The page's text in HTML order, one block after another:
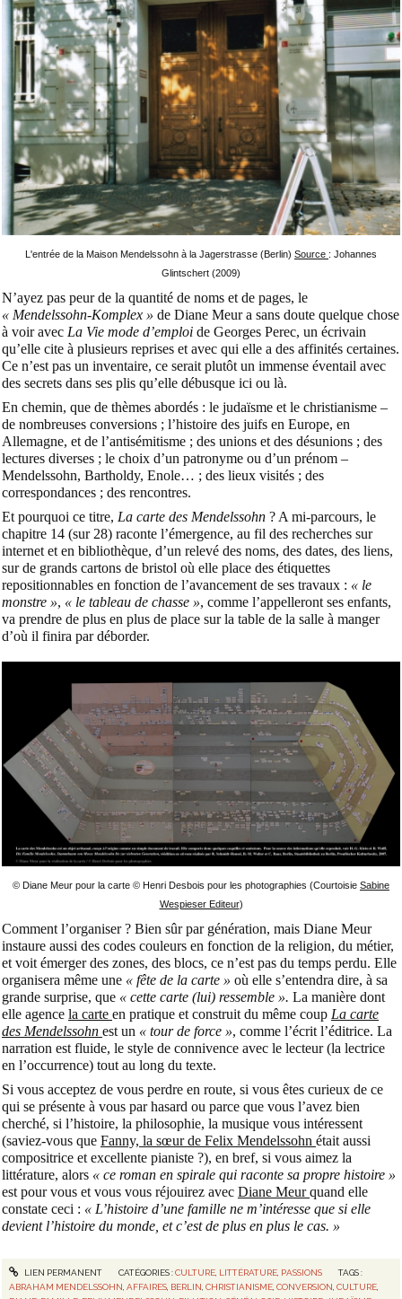
L'entrée de la Maison Mendelssohn à la Jagerstrasse (Berlin) Source : Johannes
Glintschert (2009)
N’ayez pas peur de la quantité de noms et de pages, le
« Mendelssohn-Komplex » de Diane Meur a sans doute quelque chose
à voir avec La Vie mode d’emploi de Georges Perec, un écrivain
qu’elle cite à plusieurs reprises et avec qui elle a des affinités certaines.
Ce n’est pas un inventaire, ce serait plutôt un immense éventail avec
des secrets dans ses plis qu’elle débusque ici ou là.
En chemin, que de thèmes abordés : le judaïsme et le christianisme –
de nombreuses conversions ; l’histoire des juifs en Europe, en
Allemagne, et de l’antisémitisme ; des unions et des désunions ; des
lectures diverses ; le choix d’un patronyme ou d’un prénom –
Mendelssohn, Bartholdy, Enole… ; des lieux visités ; des
correspondances ; des rencontres.
Et pourquoi ce titre, La carte des Mendelssohn ? A mi-parcours, le
chapitre 14 (sur 28) raconte l’émergence, au fil des recherches sur
internet et en bibliothèque, d’un relevé des noms, des dates, des liens,
sur de grands cartons de bristol où elle place des étiquettes
repositionnables en fonction de l’avancement de ses travaux : « le
monstre », « le tableau de chasse », comme l’appelleront ses enfants,
va prendre de plus en plus de place sur la table de la salle à manger
d’où il finira par déborder.
© Diane Meur pour la carte © Henri Desbois pour les photographies (Courtoisie Sabine
Wespieser Editeur)
Comment l’organiser ? Bien sûr par génération, mais Diane Meur
instaure aussi des codes couleurs en fonction de la religion, du métier,
et voit émerger des zones, des blocs, ce n’est pas du temps perdu. Elle
organisera même une « fête de la carte » où elle s’entendra dire, à sa
grande surprise, que « cette carte (lui) ressemble ». La manière dont
elle agence la carte en pratique et construit du même coup La carte
des Mendelssohn est un « tour de force », comme l’écrit l’éditrice. La
narration est fluide, le style de connivence avec le lecteur (la lectrice
en l’occurrence) tout au long du texte.
Si vous acceptez de vous perdre en route, si vous êtes curieux de ce
qui se présente à vous par hasard ou parce que vous l’avez bien
cherché, si l’histoire, la philosophie, la musique vous intéressent
(saviez-vous que Fanny, la sœur de Felix Mendelssohn était aussi
compositrice et excellente pianiste ?), en bref, si vous aimez la
littérature, alors « ce roman en spirale qui raconte sa propre histoire »
est pour vous et vous vous réjouirez avec Diane Meurquand elle
constate ceci : « L’histoire d’une famille ne m’intéresse que si elle
devient l’histoire du monde, et c’est de plus en plus le cas. »
LIEN PERMANENT CATÉGORIES :CULTURE, LITTÉRATURE, PASSIONS
TAGS :
ABRAHAM MENDELSSOHN ,AFFAIRES BERLIN ,CHRISTIANISME ,CONVERSION ,CULTURE